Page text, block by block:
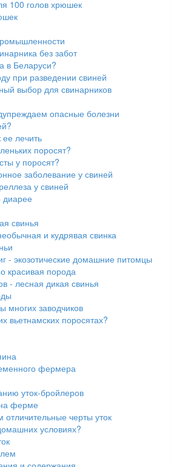
100 голов хрюшек
без забот
в Беларуси?
при разведении свиней
выбор для свинарников
опасные болезни
ее лечить
поросят?
у поросят?
заболевание у свиней
у свиней
свинья
и кудрявая свинка
- экозотические домашние питомцы
красивая порода
- лесная дикая свинья
заводчиков
вьетнамских поросятах?
фермера
уток-бройлеров
ферме
отличительные черты уток
условиях?